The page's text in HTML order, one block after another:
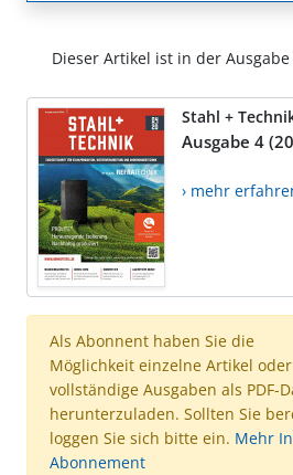
Dieser Artikel ist in der
Stahl +
Ausgabe 4
› mehr
Als Abonnent haben Sie die
Möglichkeit einzelne Artikel oder
vollständige Ausgaben als PDF-
herunterzuladen. Sollten Sie
loggen Sie sich bitte ein. Mehr
Abonnement